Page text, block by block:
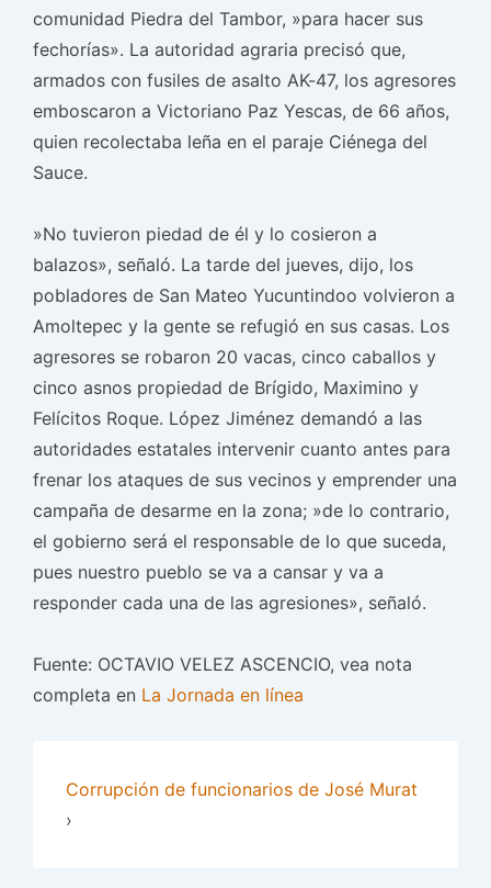
comunidad Piedra del Tambor, »para hacer sus
fechorías». La autoridad agraria precisó que,
armados con fusiles de asalto AK-47, los agresores
emboscaron a Victoriano Paz Yescas, de 66 años,
quien recolectaba leña en el paraje Ciénega del
Sauce.
»No tuvieron piedad de él y lo cosieron a
balazos», señaló. La tarde del jueves, dijo, los
pobladores de San Mateo Yucuntindoo volvieron a
Amoltepec y la gente se refugió en sus casas. Los
agresores se robaron 20 vacas, cinco caballos y
cinco asnos propiedad de Brígido, Maximino y
Felícitos Roque. López Jiménez demandó a las
autoridades estatales intervenir cuanto antes para
frenar los ataques de sus vecinos y emprender una
campaña de desarme en la zona; »de lo contrario,
el gobierno será el responsable de lo que suceda,
pues nuestro pueblo se va a cansar y va a
responder cada una de las agresiones», señaló.
Fuente: OCTAVIO VELEZ ASCENCIO, vea nota
completa en La Jornada en línea
Corrupción de funcionarios de José Murat
›